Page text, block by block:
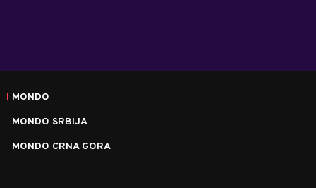
MONDO
MONDO SRBIJA
MONDO CRNA GORA